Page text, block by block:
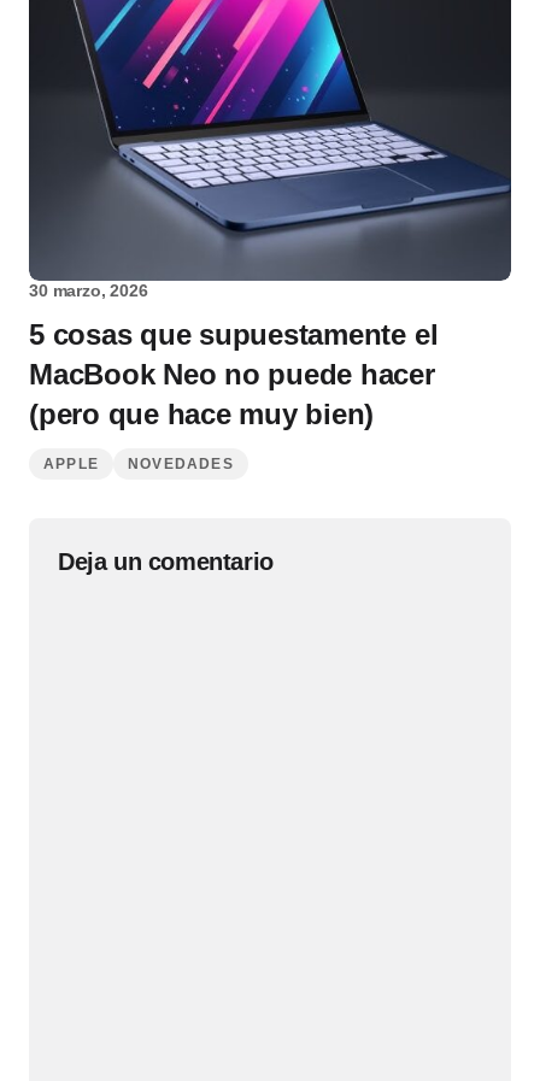
30 marzo, 2026
5 cosas que supuestamente el
MacBook Neo no puede hacer
(pero que hace muy bien)
APPLE NOVEDADES
Deja un comentario